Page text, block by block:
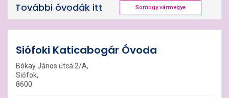
További óvodák itt Somogy vármegye
Siófoki Katicabogár Óvoda
Bókay János utca 2/A,
Siófok,
8600